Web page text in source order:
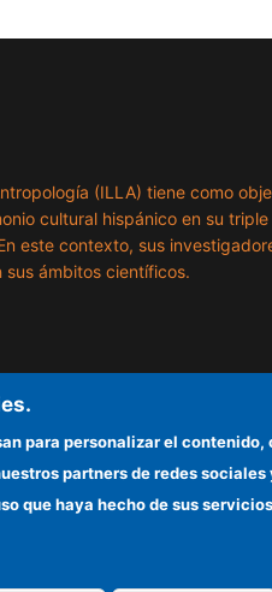
(ILLA) tiene como
cultural hispánico en su triple
este contexto, sus
ámbitos científicos.
para personalizar el
partners de redes
que haya hecho de sus